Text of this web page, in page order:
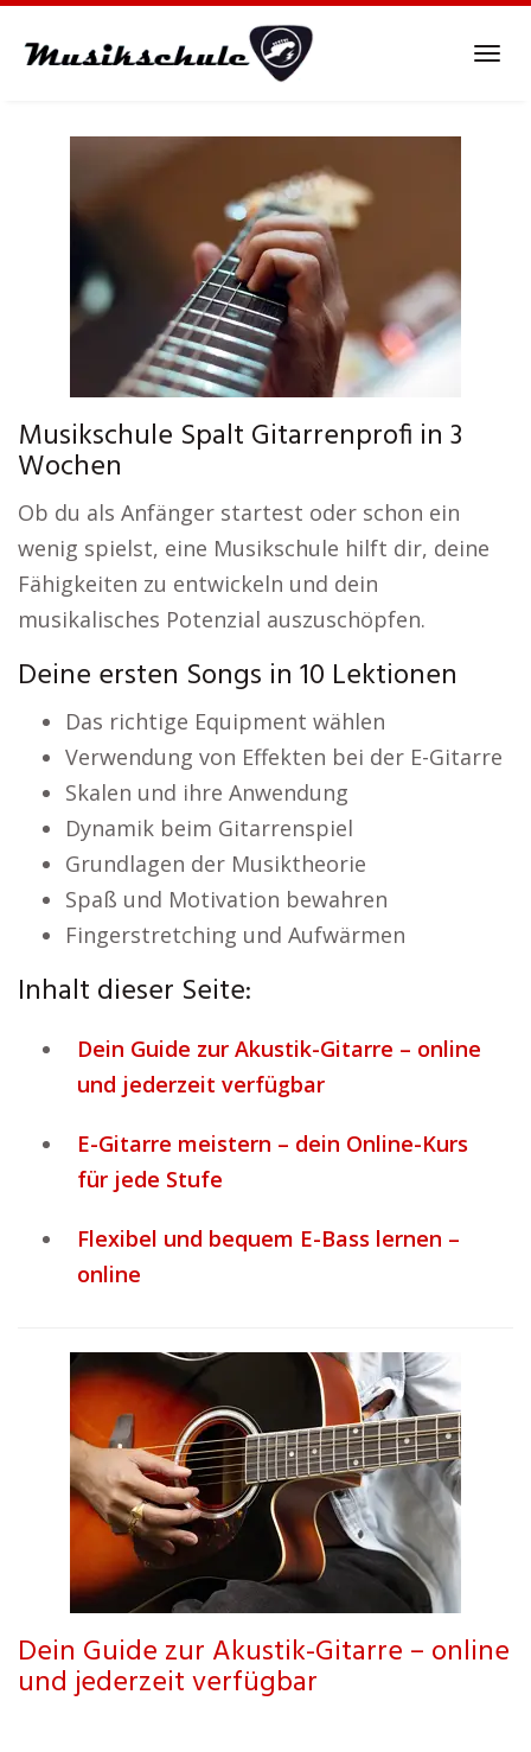
Musikschule Spalt Gitarrenprofi in 3
Wochen
Ob du als Anfänger startest oder schon ein
wenig spielst, eine Musikschule hilft dir, deine
Fähigkeiten zu entwickeln und dein
musikalisches Potenzial auszuschöpfen.
Deine ersten Songs in 10 Lektionen
Das richtige Equipment wählen
Verwendung von Effekten bei der E-Gitarre
Skalen und ihre Anwendung
Dynamik beim Gitarrenspiel
Grundlagen der Musiktheorie
Spaß und Motivation bewahren
Fingerstretching und Aufwärmen
Inhalt dieser Seite:
Dein Guide zur Akustik-Gitarre – online
und jederzeit verfügbar
E-Gitarre meistern – dein Online-Kurs
für jede Stufe
Flexibel und bequem E-Bass lernen –
online
Dein Guide zur Akustik-Gitarre – online
und jederzeit verfügbar